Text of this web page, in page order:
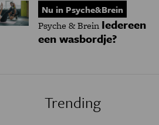
Nu in Psyche&Brein
Psyche & Brein Iedereen
een wasbordje?
Trending